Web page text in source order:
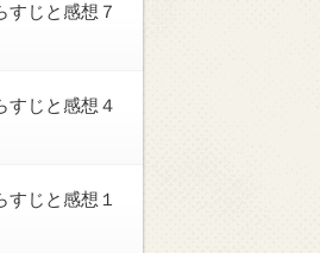
すじと感想７
すじと感想４
すじと感想１